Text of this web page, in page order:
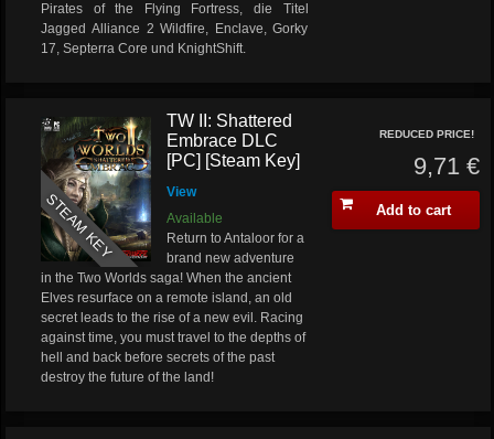
Pirates of the Flying Fortress, die Titel
Jagged Alliance 2 Wildfire, Enclave, Gorky
17, Septerra Core und KnightShift.
STEAM KEY
TW II: Shattered
Embrace DLC
[PC] [Steam Key]
View
Available
Return to Antaloor for a
brand new adventure
in the Two Worlds saga! When the ancient
Elves resurface on a remote island, an old
secret leads to the rise of a new evil. Racing
against time, you must travel to the depths of
hell and back before secrets of the past
destroy the future of the land!
REDUCED PRICE!
9,71 €
Add to cart